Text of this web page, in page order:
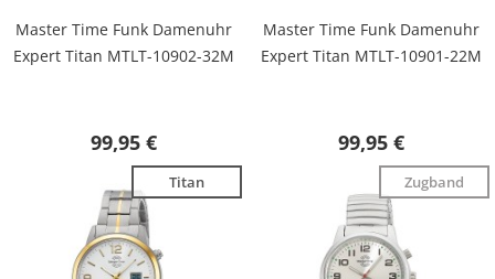
Master Time Funk Damenuhr
Expert Titan MTLT-10902-32M
99,95 €
Master Time Funk Damenuhr
Expert Titan MTLT-10901-22M
99,95 €
Titan Zugband